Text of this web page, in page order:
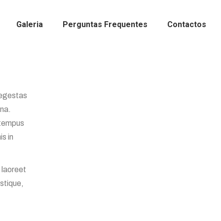
Galeria Perguntas Frequentes Contactos
in
laoreet